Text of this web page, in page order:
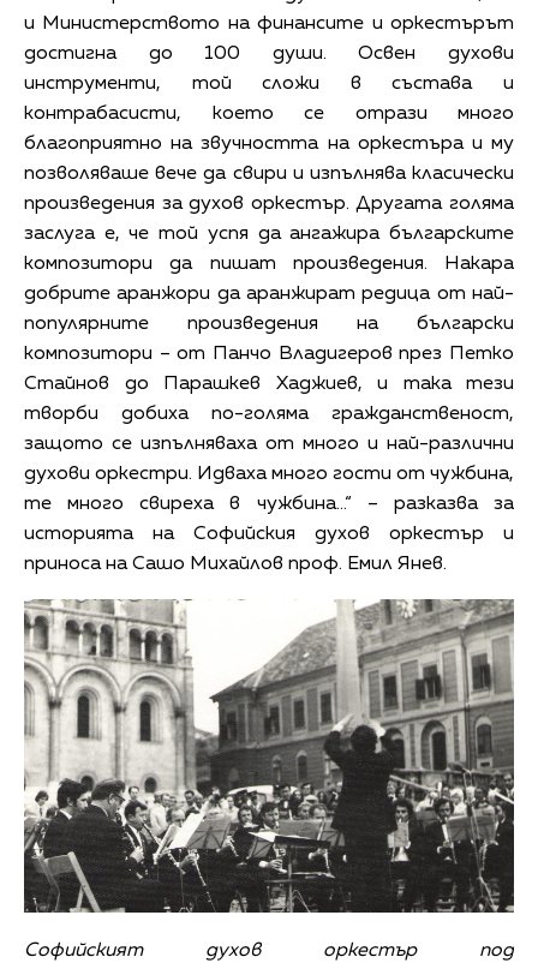
и Министерството на финансите и оркестърът
достигна до 100 души. Освен духови
инструменти, той сложи в състава и
контрабасисти, което се отрази много
благоприятно на звучността на оркестъра и му
позволяваше вече да свири и изпълнява класически
произведения за духов оркестър. Другата голяма
заслуга е, че той успя да ангажира българските
композитори да пишат произведения. Накара
добрите аранжори да аранжират редица от най-
популярните произведения на български
композитори – от Панчо Владигеров през Петко
Стайнов до Парашкев Хаджиев, и така тези
творби добиха по-голяма гражданственост,
защото се изпълняваха от много и най-различни
духови оркестри. Идваха много гости от чужбина,
те много свиреха в чужбина…“ – разказва за
историята на Софийския духов оркестър и
приноса на Сашо Михайлов проф. Емил Янев.
Софийският духов оркестър под